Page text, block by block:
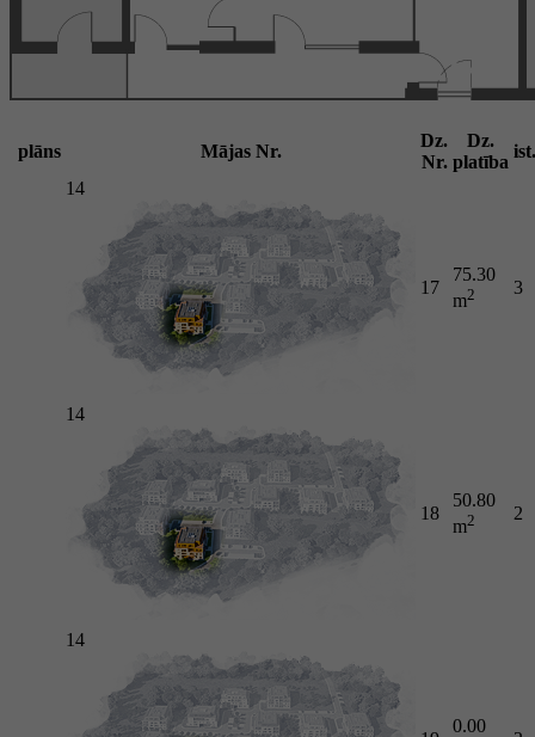
plāns Mājas Nr.
Dz.
Nr.
Dz.
platība
ist.
14
17
75.30
m2 3
14
18
50.80
m2 2
14
0.00